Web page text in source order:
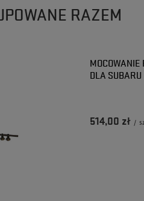
RAZEM
MOCOWANIE
DLA
514,00 zł /